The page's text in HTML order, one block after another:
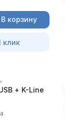
В корзину
клик
+ K-Line